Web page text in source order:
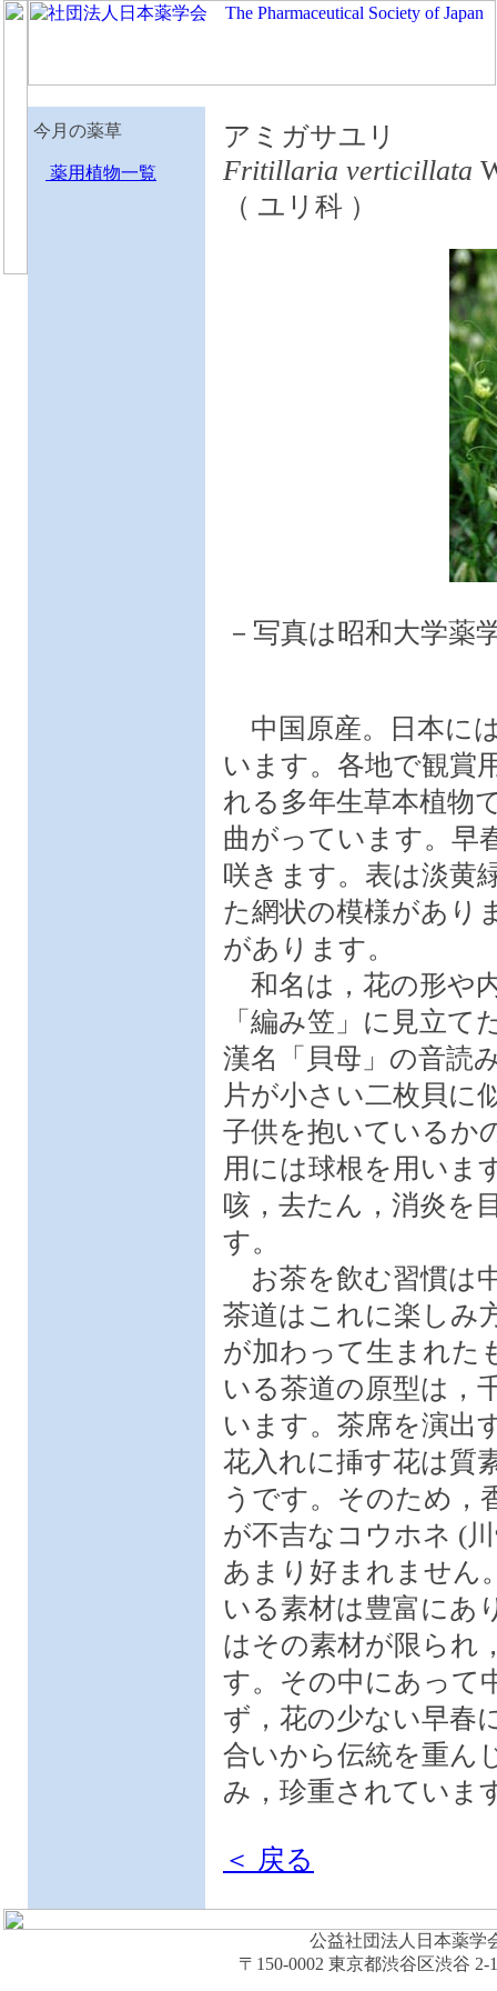
今月の薬草
薬用植物一覧
アミガサユリ
Fritillaria verticillata
（ ユリ科 ）
－写真は昭和大学薬
中国原産。日本に
います。各地で観賞
れる多年生草本植物
曲がっています。早
咲きます。表は淡黄
た網状の模様があり
があります。
和名は，花の形や
「編み笠」に見立
漢名「貝母」の音読
片が小さい二枚貝に
子供を抱いているか
用には球根を用いま
咳，去たん，消炎を
す。
お茶を飲む習慣は
茶道はこれに楽しみ
が加わって生まれた
いる茶道の原型は，
います。茶席を演出
花入れに挿す花は質
うです。そのため，
が不吉なコウホネ (
あまり好まれません
いる素材は豊富にあ
はその素材が限られ
す。その中にあって
ず，花の少ない早春
合いから伝統を重ん
み，珍重されてい
＜ 戻る
公益社団法人日本薬学
〒150-0002 東京都渋谷区渋谷